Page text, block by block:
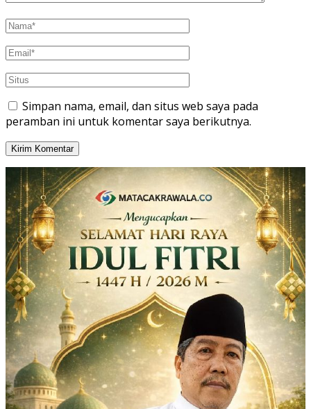
Simpan nama, email, dan situs web saya pada
peramban ini untuk komentar saya berikutnya.